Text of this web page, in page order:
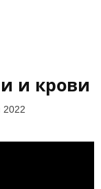
и крови
2022